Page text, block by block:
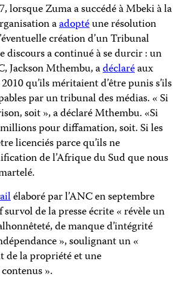
lorsque Zuma a succédé à Mbeki à la
aadoptéune résolution
création d’un Tribunal
discours a continué à se durcir : un
Jackson Mthembu, adéclaréaux
qu’ils méritaient d’être punis s’ils
par un tribunal des médias. « Si
soit », a déclaré Mthembu. «Si
pour diffamation, soit. Si les
licenciés parce qu’ils ne
de l’Afrique du Sud que nous
élaboré par l’ANC en septembre
de la presse écrite « révèle un
de manque d’intégrité
», soulignant un «
de la propriété et une
».